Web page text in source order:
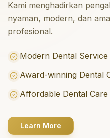
Kami menghadirkan
nyaman, modern, dan
profesional.
Modern Dental
Award-winning Dental
Affordable Dental
Learn More